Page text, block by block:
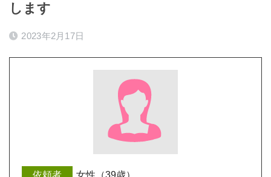
します
2023年2月17日
女性（39歳）